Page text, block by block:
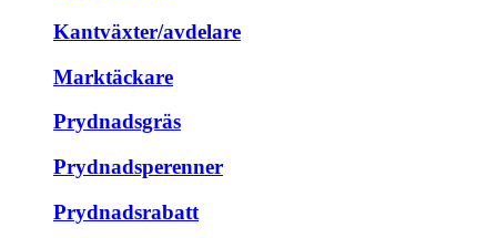
Kantväxter/avdelare
Marktäckare
Prydnadsgräs
Prydnadsperenner
Prydnadsrabatt